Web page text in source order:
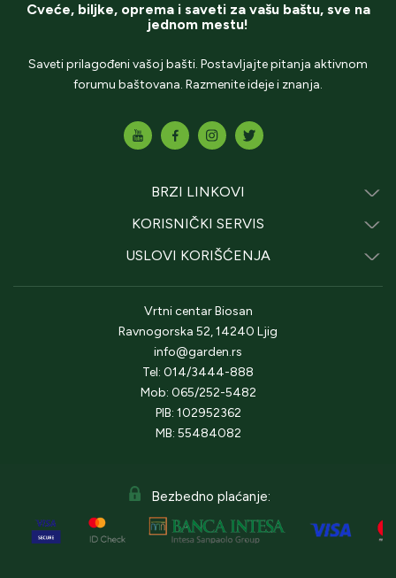
Cveće, biljke, oprema i saveti za vašu baštu, sve na
jednom mestu!
Saveti prilagođeni vašoj bašti. Postavljajte pitanja aktivnom
forumu baštovana. Razmenite ideje i znanja.
BRZI LINKOVI
KORISNIČKI SERVIS
USLOVI KORIŠĆENJA
Vrtni centar Biosan
Ravnogorska 52, 14240 Ljig
info@garden.rs
Tel: 014/3444-888
Mob: 065/252-5482
PIB: 102952362
MB: 55484082
Bezbedno plaćanje: